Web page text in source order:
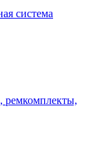
система
ремкомплекты,